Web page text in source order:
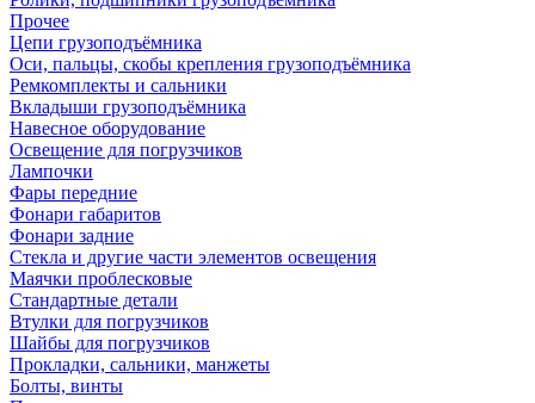
Прочее
Цепи грузоподъёмника
Оси, пальцы, скобы крепления грузоподъёмника
Ремкомплекты и сальники
Вкладыши грузоподъёмника
Навесное оборудование
Освещение для погрузчиков
Лампочки
Фары передние
Фонари габаритов
Фонари задние
Стекла и другие части элементов освещения
Маячки проблесковые
Стандартные детали
Втулки для погрузчиков
Шайбы для погрузчиков
Прокладки, сальники, манжеты
Болты, винты